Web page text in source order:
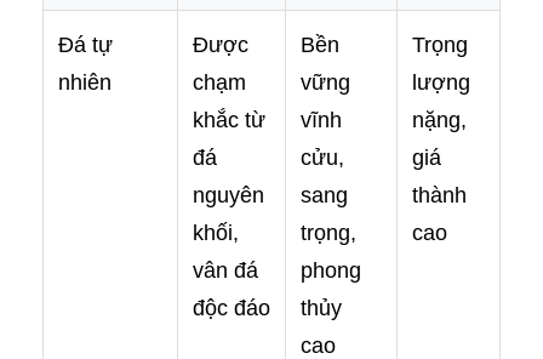
Đá tự
nhiên
Được
chạm
khắc từ
đá
nguyên
khối,
vân đá
độc đáo
Bền
vững
vĩnh
cửu,
sang
trọng,
phong
thủy
cao
Trọng
lượng
nặng,
giá
thành
cao